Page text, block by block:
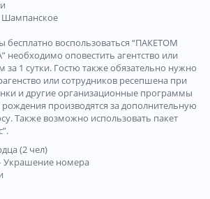
Шампанское
бесплатно воспользоваться “ПАКЕТОМ
оповестить агентство или
1 сутки. Гостю также обязательно нужно
или сотрудников ресепшена при
и другие организационные программы
производятся за дополнительную
Также возможно использовать пакет
(2 чел)
Украшение номера